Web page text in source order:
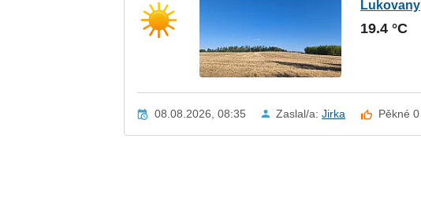
Lukovany
19.4 °C
08.08.2026, 08:35 Zaslal/a:Jirka Pěkné 0